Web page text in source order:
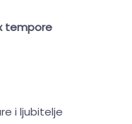
tempore
i ljubitelje